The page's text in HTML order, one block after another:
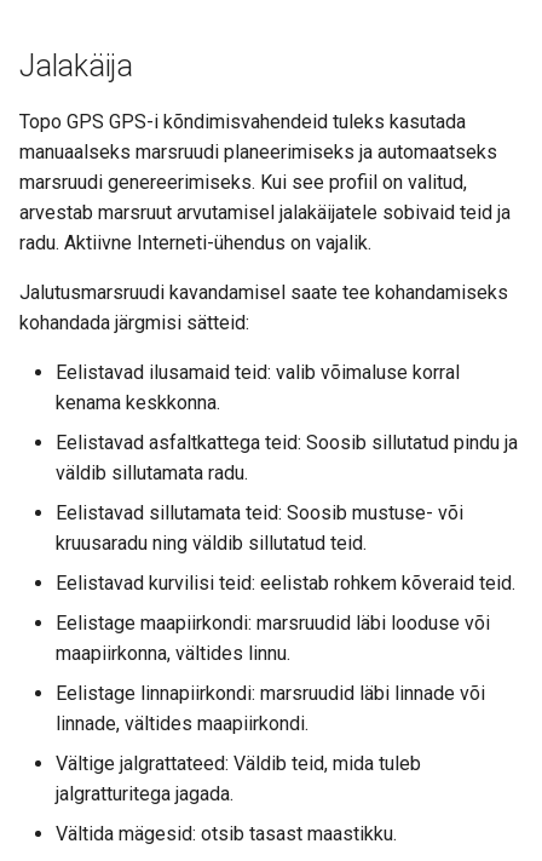
Jalakäija
Topo GPS GPS-i kõndimisvahendeid tuleks kasutada
manuaalseks marsruudi planeerimiseks ja automaatseks
marsruudi genereerimiseks. Kui see profiil on valitud,
arvestab marsruut arvutamisel jalakäijatele sobivaid teid ja
radu. Aktiivne Interneti-ühendus on vajalik.
Jalutusmarsruudi kavandamisel saate tee kohandamiseks
kohandada järgmisi sätteid:
Eelistavad ilusamaid teid: valib võimaluse korral
kenama keskkonna.
Eelistavad asfaltkattega teid: Soosib sillutatud pindu ja
väldib sillutamata radu.
Eelistavad sillutamata teid: Soosib mustuse- või
kruusaradu ning väldib sillutatud teid.
Eelistavad kurvilisi teid: eelistab rohkem kõveraid teid.
Eelistage maapiirkondi: marsruudid läbi looduse või
maapiirkonna, vältides linnu.
Eelistage linnapiirkondi: marsruudid läbi linnade või
linnade, vältides maapiirkondi.
Vältige jalgrattateed: Väldib teid, mida tuleb
jalgratturitega jagada.
Vältida mägesid: otsib tasast maastikku.